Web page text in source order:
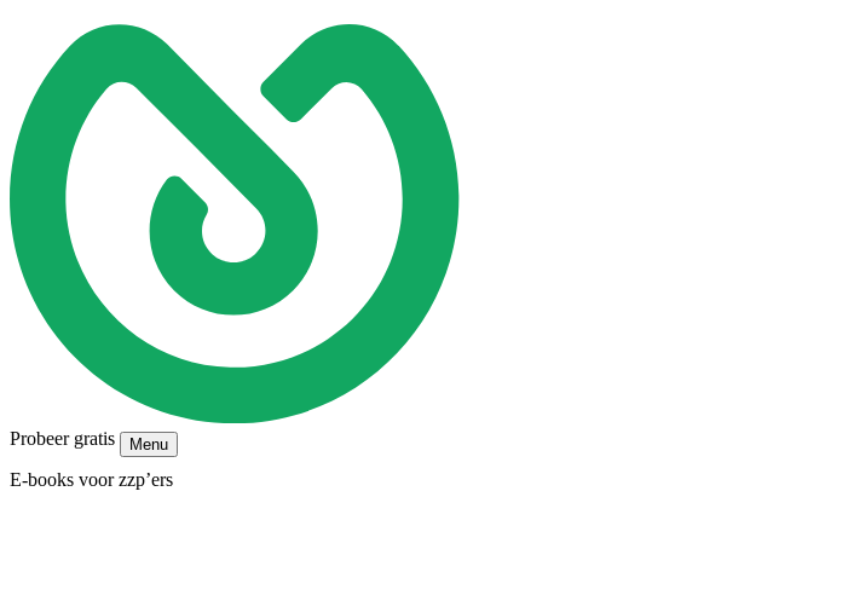
Probeer gratis Menu
E-books voor zzp’ers